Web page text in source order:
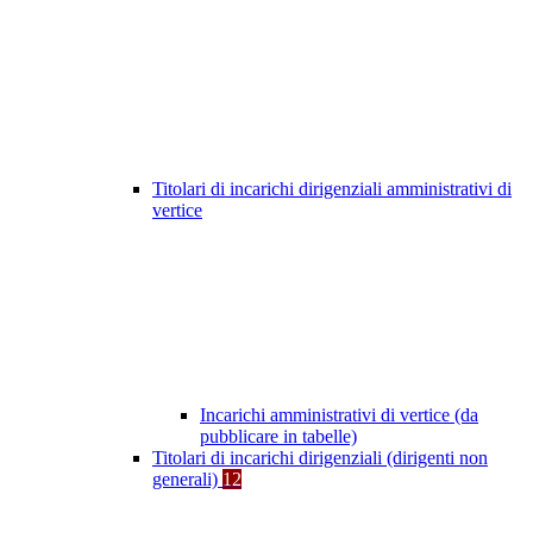
Titolari di incarichi dirigenziali amministrativi di
vertice
Incarichi amministrativi di vertice (da
pubblicare in tabelle)
Titolari di incarichi dirigenziali (dirigenti non
generali) 12